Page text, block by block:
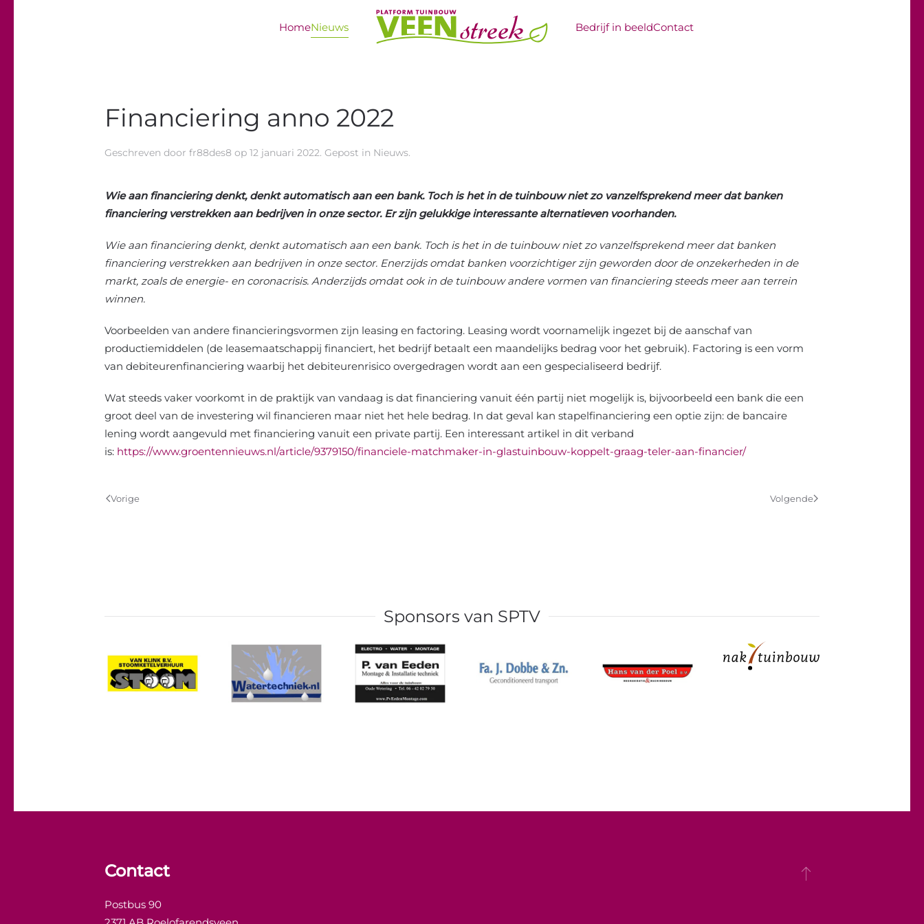
HomeNieuws Bedrijf in beeldContact
Financiering anno 2022
Geschreven door fr88des8 op 12 januari 2022. Gepost in Nieuws.
Wie aan financiering denkt, denkt automatisch aan een bank. Toch is het in de tuinbouw niet zo vanzelfsprekend meer dat banken
financiering verstrekken aan bedrijven in onze sector. Er zijn gelukkige interessante alternatieven voorhanden.
Wie aan financiering denkt, denkt automatisch aan een bank. Toch is het in de tuinbouw niet zo vanzelfsprekend meer dat banken
financiering verstrekken aan bedrijven in onze sector. Enerzijds omdat banken voorzichtiger zijn geworden door de onzekerheden in de
markt, zoals de energie- en coronacrisis. Anderzijds omdat ook in de tuinbouw andere vormen van financiering steeds meer aan terrein
winnen.
Voorbeelden van andere financieringsvormen zijn leasing en factoring. Leasing wordt voornamelijk ingezet bij de aanschaf van
productiemiddelen (de leasemaatschappij financiert, het bedrijf betaalt een maandelijks bedrag voor het gebruik). Factoring is een vorm
van debiteurenfinanciering waarbij het debiteurenrisico overgedragen wordt aan een gespecialiseerd bedrijf.
Wat steeds vaker voorkomt in de praktijk van vandaag is dat financiering vanuit één partij niet mogelijk is, bijvoorbeeld een bank die een
groot deel van de investering wil financieren maar niet het hele bedrag. In dat geval kan stapelfinanciering een optie zijn: de bancaire
lening wordt aangevuld met financiering vanuit een private partij. Een interessant artikel in dit verband
is: https://www.groentennieuws.nl/article/9379150/financiele-matchmaker-in-glastuinbouw-koppelt-graag-teler-aan-financier/
Vorige Volgende
Sponsors van SPTV
Contact
Postbus 90